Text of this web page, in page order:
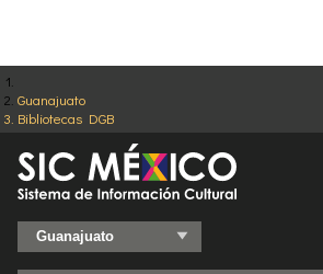
Guanajuato
Bibliotecas DGB